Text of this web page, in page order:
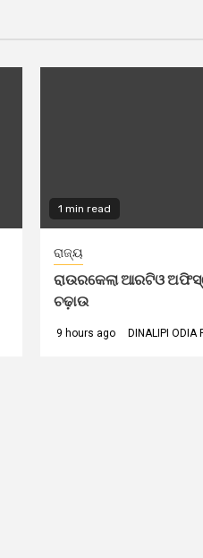
1 min read
ରାଜ୍ୟ
ରାଉରକେଲା ଆରଟିଓ
ଚଢ଼ାଉ
9 hours ago DINALIPI ODIA